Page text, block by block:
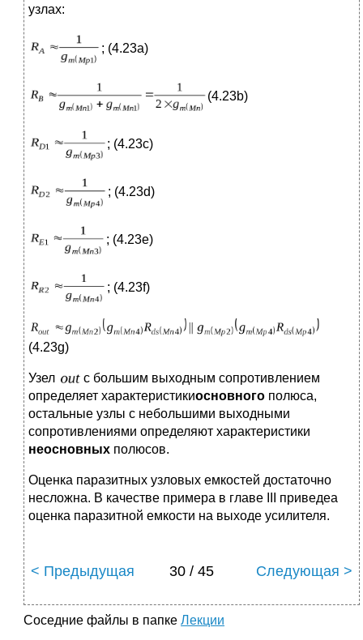
узлах:
; (4.23а)
(4.23b)
; (4.23с)
; (4.23d)
; (4.23e)
; (4.23f)
(4.23g)
Узел
с большим выходным сопротивлением
определяет характеристикиосновного полюса,
остальные узлы с небольшими выходными
сопротивлениями определяют характеристики
неосновных полюсов.
Оценка паразитных узловых емкостей достаточно
несложна. В качестве примера в главе III приведеа
оценка паразитной емкости на выходе усилителя.
< Предыдущая 30 / 45 Следующая >
Соседние файлы в папке Лекции